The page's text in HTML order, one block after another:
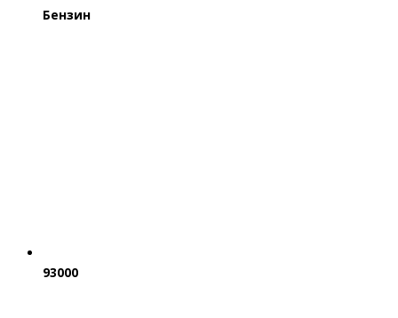
Бензин
93000